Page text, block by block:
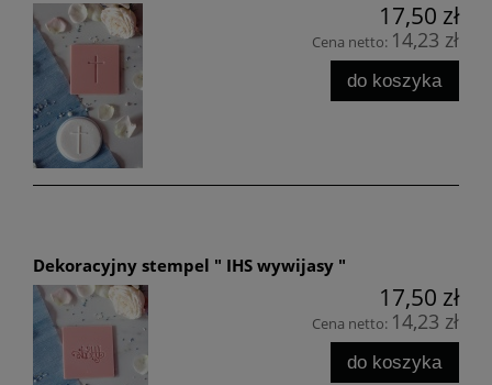
17,50 zł
Cena netto: 14,23 zł
do koszyka
Dekoracyjny stempel " IHS wywijasy "
17,50 zł
Cena netto: 14,23 zł
do koszyka